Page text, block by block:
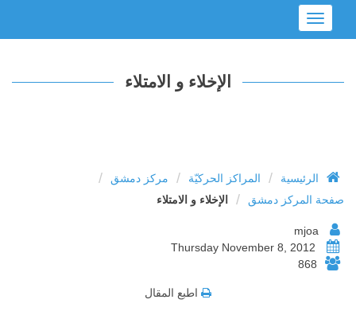
Toggle
navigation
الإخلاء و الامتلاء
الرئيسية / المراكز الحركيّة / مركز دمشق /
صفحة المركز دمشق / الإخلاء و الامتلاء
868
اطبع المقال